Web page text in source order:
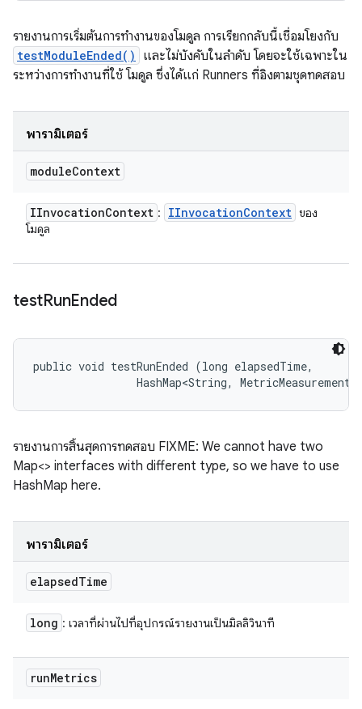
รายงานการเริ่มต้นการทำงานของโมดูล การเรียกกลับนี้เชื่อมโยงกับ
testModuleEnded()
และไม่บังคับในลำดับ โดยจะใช้เฉพาะใน
ระหว่างการทำงานที่ใช้ โมดูล ซึ่งได้แก่ Runners ที่อิงตามชุดทดสอบ
พารามิเตอร์
moduleContext
IInvocationContext : IInvocationContext ของ
โมดูล
testRunEnded
public void testRunEnded (long elapsedTime,
HashMap<String,
รายงานการสิ้นสุดการทดสอบ FIXME: We cannot have two
Map<> interfaces with different type, so we have to use
HashMap here.
พารามิเตอร์
elapsedTime
long : เวลาที่ผ่านไปที่อุปกรณ์รายงานเป็นมิลลิวินาที
runMetrics